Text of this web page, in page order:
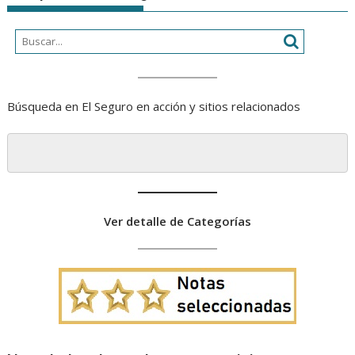
Búsqueda en El Seguro en acción y sitios relacionados
Ver detalle de Categorías